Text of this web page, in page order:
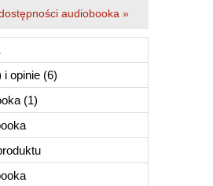
audiobooka »
i opinie (6)
(1)